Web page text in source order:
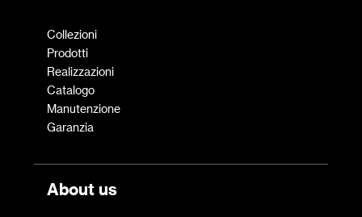
Collezioni
Prodotti
Realizzazioni
Catalogo
Manutenzione
Garanzia
About us